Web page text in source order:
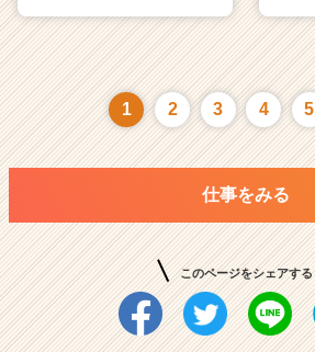
1 2 3 4 5
仕事をみる
このページをシェアする